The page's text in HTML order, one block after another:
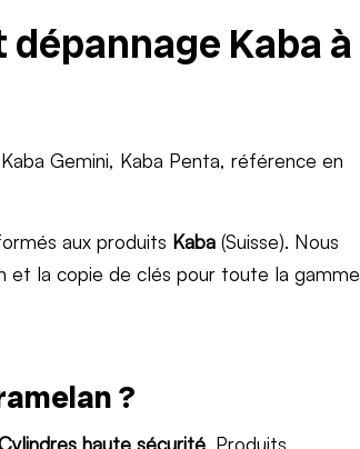
Kaba à
Gemini, Kaba Penta, référence en
aux produits Kaba (Suisse). Nous
et la copie de clés pour toute la gamme
?
haute sécurité. Produits